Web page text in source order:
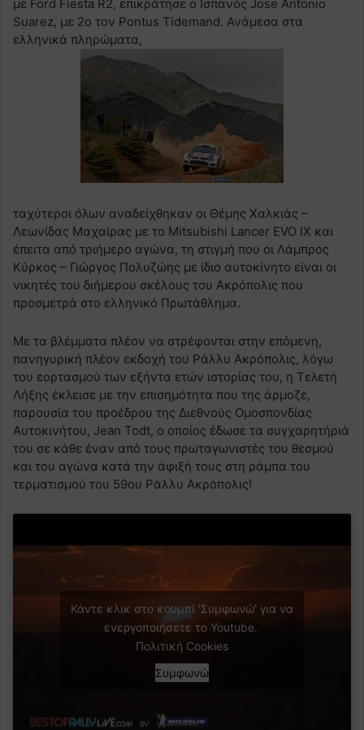
με Ford Fiesta R2, επικράτησε ο Ισπανός Jose Antonio
Suarez, με 2ο τον Pontus Tidemand. Ανάμεσα στα
ελληνικά πληρώματα,
ταχύτεροι όλων αναδείχθηκαν οι Θέμης Χαλκιάς –
Λεωνίδας Μαχαίρας με το Mitsubishi Lancer EVO IX και
έπειτα από τριήμερο αγώνα, τη στιγμή που οι Λάμπρος
Κύρκος – Γιώργος Πολυζώης με ίδιο αυτοκίνητο είναι οι
νικητές του διήμερου σκέλους του Ακρόπολις που
προσμετρά στο ελληνικό Πρωτάθλημα.
Με τα βλέμματα πλέον να στρέφονται στην επόμενη,
πανηγυρική πλέον εκδοχή του Ράλλυ Ακρόπολις, λόγω
του εορτασμού των εξήντα ετών ιστορίας του, η Τελετή
Λήξης έκλεισε με την επισημότητα που της άρμοζε,
παρουσία του προέδρου της Διεθνούς Ομοσπονδίας
Αυτοκινήτου, Jean Todt, ο οποίος έδωσε τα συγχαρητήριά
του σε κάθε έναν από τους πρωταγωνιστές του θεσμού
και του αγώνα κατά την άφιξή τους στη ράμπα του
τερματισμού του 59ου Ράλλυ Ακρόπολις!
Κάντε κλικ στο κουμπί 'Συμφωνώ' για να
ενεργοποιήσετε το Youtube.
Πολιτική Cookies
Συμφωνώ